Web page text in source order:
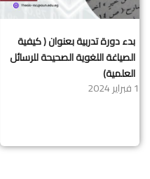
بدء دورة تدربية بعنوان ( كيفية
الصياغة اللغوية الصحيحة للرسائل
العلمية)
1 فبراير 2024